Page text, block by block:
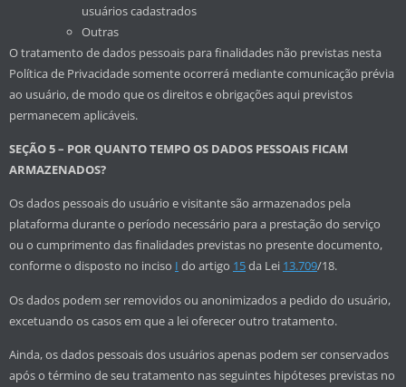
usuários cadastrados
Outras
O tratamento de dados pessoais para finalidades não previstas nesta
Política de Privacidade somente ocorrerá mediante comunicação prévia
ao usuário, de modo que os direitos e obrigações aqui previstos
permanecem aplicáveis.
SEÇÃO 5 – POR QUANTO TEMPO OS DADOS PESSOAIS FICAM
ARMAZENADOS?
Os dados pessoais do usuário e visitante são armazenados pela
plataforma durante o período necessário para a prestação do serviço
ou o cumprimento das finalidades previstas no presente documento,
conforme o disposto no inciso I do artigo 15da Lei 13.709/18.
Os dados podem ser removidos ou anonimizados a pedido do usuário,
excetuando os casos em que a lei oferecer outro tratamento.
Ainda, os dados pessoais dos usuários apenas podem ser conservados
após o término de seu tratamento nas seguintes hipóteses previstas no